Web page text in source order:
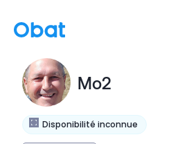
Disponibilité inconnue
Mo2